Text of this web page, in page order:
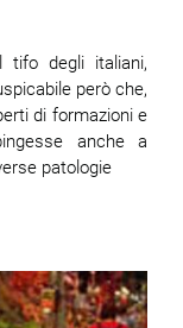
tifo degli italiani,
però che,
di formazioni e
anche a
patologie